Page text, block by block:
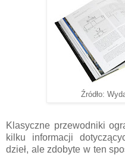
Źródło:
Klasyczne przewodniki
kilku informacji
dzieł, ale zdobyte w ten